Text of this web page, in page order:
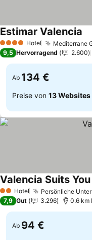
4 Sterne Hotel Mediterrane
Estimar Valencia
9,5 Hervorragend 2.600
Ab 134 €
Preise von 13 Websites
2 Sterne
Hotel Persönliche
Valencia Suits You
7,9 Gut 3.296 0.6 km
Ab 94 €